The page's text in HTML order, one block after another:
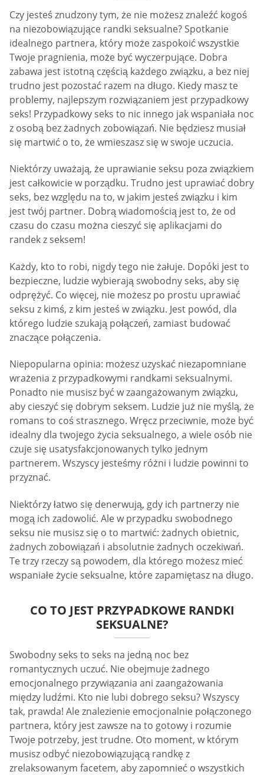
Czy jesteś znudzony tym, że nie możesz znaleźć kogoś
na niezobowiązujące randki seksualne? Spotkanie
idealnego partnera, który może zaspokoić wszystkie
Twoje pragnienia, może być wyczerpujące. Dobra
zabawa jest istotną częścią każdego związku, a bez niej
trudno jest pozostać razem na długo. Kiedy masz te
problemy, najlepszym rozwiązaniem jest przypadkowy
seks! Przypadkowy seks to nic innego jak wspaniała noc
z osobą bez żadnych zobowiązań. Nie będziesz musiał
się martwić o to, że wmieszasz się w swoje uczucia.
Niektórzy uważają, że uprawianie seksu poza związkiem
jest całkowicie w porządku. Trudno jest uprawiać dobry
seks, bez względu na to, w jakim jesteś związku i kim
jest twój partner. Dobrą wiadomością jest to, że od
czasu do czasu można cieszyć się aplikacjami do
randek z seksem!
Każdy, kto to robi, nigdy tego nie żałuje. Dopóki jest to
bezpieczne, ludzie wybierają swobodny seks, aby się
odprężyć. Co więcej, nie możesz po prostu uprawiać
seksu z kimś, z kim jesteś w związku. Jest powód, dla
którego ludzie szukają połączeń, zamiast budować
znaczące połączenia.
Niepopularna opinia: możesz uzyskać niezapomniane
wrażenia z przypadkowymi randkami seksualnymi.
Ponadto nie musisz być w zaangażowanym związku,
aby cieszyć się dobrym seksem. Ludzie już nie myślą, że
romans to coś strasznego. Wręcz przeciwnie, może być
idealny dla twojego życia seksualnego, a wiele osób nie
czuje się usatysfakcjonowanych tylko jednym
partnerem. Wszyscy jesteśmy różni i ludzie powinni to
przyznać.
Niektórzy łatwo się denerwują, gdy ich partnerzy nie
mogą ich zadowolić. Ale w przypadku swobodnego
seksu nie musisz się o to martwić: żadnych obietnic,
żadnych zobowiązań i absolutnie żadnych oczekiwań.
Te trzy rzeczy są powodem, dla którego możesz mieć
wspaniałe życie seksualne, które zapamiętasz na długo.
CO TO JEST PRZYPADKOWE RANDKI
SEKSUALNE?
Swobodny seks to seks na jedną noc bez
romantycznych uczuć. Nie obejmuje żadnego
emocjonalnego przywiązania ani zaangażowania
między ludźmi. Kto nie lubi dobrego seksu? Wszyscy
tak, prawda! Ale znalezienie emocjonalnie połączonego
partnera, który jest zawsze na to gotowy i rozumie
Twoje potrzeby, jest trudne. Oto moment, w którym
musisz odbyć niezobowiązującą randkę z
zrelaksowanym facetem, aby zapomnieć o wszystkich